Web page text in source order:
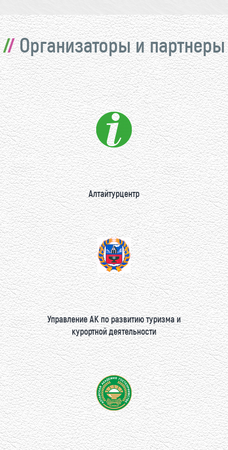
Организаторы и партнеры
Алтайтурцентр
Управление АК по развитию туризма и
курортной деятельности